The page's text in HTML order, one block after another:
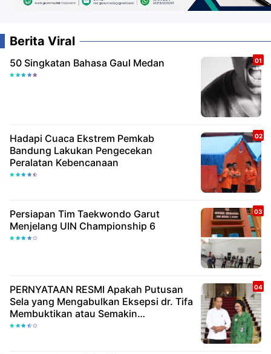
Berita Viral
50 Singkatan Bahasa Gaul Medan
Hadapi Cuaca Ekstrem Pemkab
Bandung Lakukan Pengecekan
Peralatan Kebencanaan
Persiapan Tim Taekwondo Garut
Menjelang UIN Championship 6
PERNYATAAN RESMI Apakah Putusan
Sela yang Mengabulkan Eksepsi dr. Tifa
Membuktikan atau Semakin
Meyakinkan Publik Bahwa Ijazah